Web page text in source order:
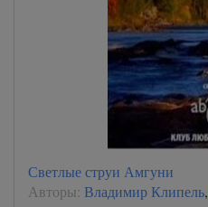
Светлые струи Амгуни
Авторы: Владимир Клипель,